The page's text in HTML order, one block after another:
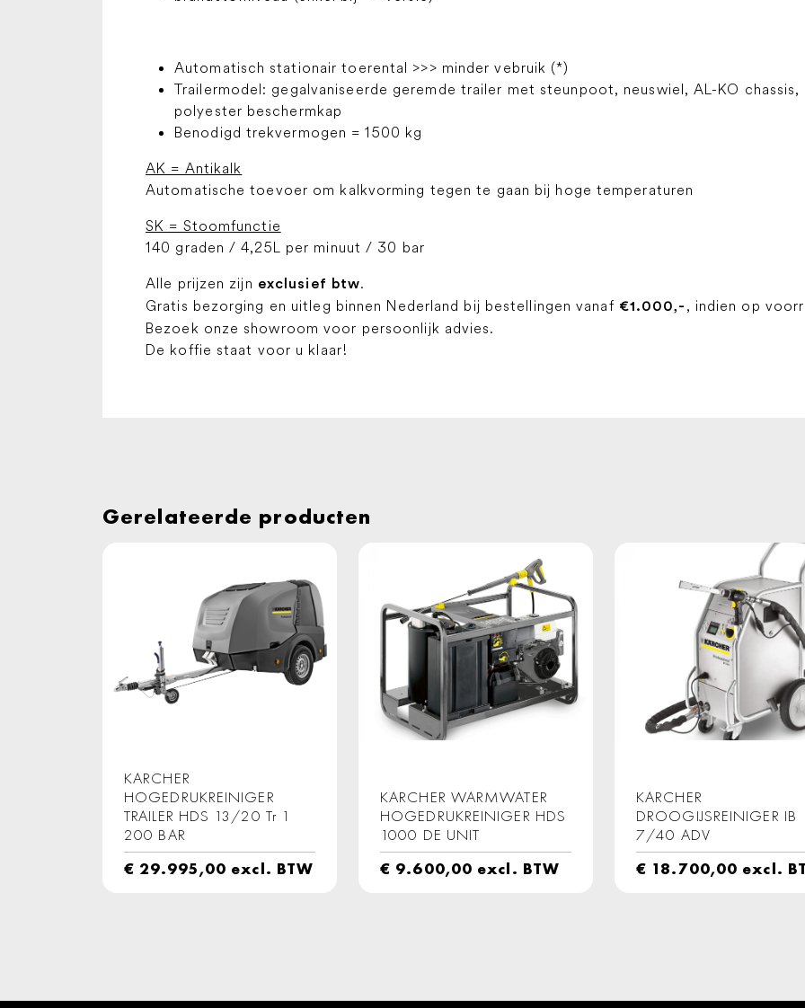
Automatisch stationair toerental >>> minder vebruik (*)
Trailermodel: gegalvaniseerde geremde trailer met steunpoot, neuswiel, AL-KO
polyester beschermkap
Benodigd trekvermogen = 1500 kg
AK = Antikalk
Automatische toevoer om kalkvorming tegen te gaan bij hoge temperaturen
SK = Stoomfunctie
140 graden / 4,25L per minuut / 30 bar
Alle prijzen zijn exclusief btw.
Gratis bezorging en uitleg binnen Nederland bij bestellingen vanaf €1.000,- , indien op
Bezoek onze showroom voor persoonlijk advies.
De koffie staat voor u klaar!
Gerelateerde producten
KARCHER
HOGEDRUKREINIGER
TRAILER HDS 13/20 Tr 1
200 BAR
€ 29.995,00 excl. BTW
KARCHER WARMWATER
HOGEDRUKREINIGER HDS
1000 DE UNIT
€ 9.600,00 excl. BTW
KARCHER
DROOGIJSREINIGER IB
7/40 ADV
€ 18.700,00 excl.